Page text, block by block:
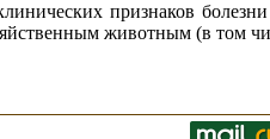
признаков
животным (в том